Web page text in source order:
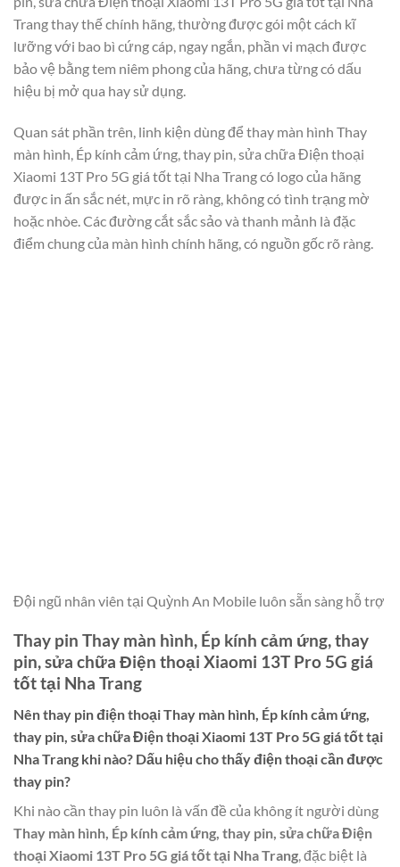
Trang thay thế chính hãng, thường được gói một cách kĩ
lưỡng với bao bì cứng cáp, ngay ngắn, phần vi mạch được
bảo vệ bằng tem niêm phong của hãng, chưa từng có dấu
hiệu bị mở qua hay sử dụng.
Quan sát phần trên, linh kiện dùng để thay màn hình Thay
màn hình, Ép kính cảm ứng, thay pin, sửa chữa Điện thoại
Xiaomi 13T Pro 5G giá tốt tại Nha Trang có logo của hãng
được in ấn sắc nét, mực in rõ ràng, không có tình trạng mờ
hoặc nhòe. Các đường cắt sắc sảo và thanh mảnh là đặc
điểm chung của màn hình chính hãng, có nguồn gốc rõ ràng.
Đội ngũ nhân viên tại Quỳnh An Mobile luôn sẵn sàng hỗ trợ
Thay pin Thay màn hình, Ép kính cảm ứng, thay
pin, sửa chữa Điện thoại Xiaomi 13T Pro 5G giá
tốt tại Nha Trang
Nên thay pin điện thoạiThay màn hình, Ép kính cảm ứng,
thay pin, sửa chữa Điện thoại Xiaomi 13T Pro 5G giá tốt tại
Nha Trang khi nào? Dấu hiệu cho thấy điện thoại cần được
thay pin?
Khi nào cần thay pin luôn là vấn đề của không ít người dùng
Thay màn hình, Ép kính cảm ứng, thay pin, sửa chữa Điện
thoại Xiaomi 13T Pro 5G giá tốt tại Nha Trang, đặc biệt là